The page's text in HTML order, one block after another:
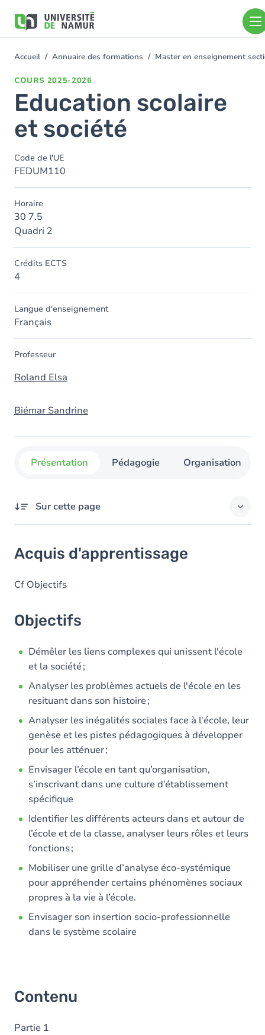
contenu
You
Accueil Annuaire des formations Master en enseignement
COURS 2025-2026
Education scolaire
et société
Code de l'UE
FEDUM110
Horaire
30 7.5
Quadri 2
Crédits ECTS
4
Langue d'enseignement
Français
Professeur
Roland Elsa
Biémar Sandrine
Présentation Pédagogie Organisation
Sur cette page
Objectifs
Contenu
Exercices
Acquis d'apprentissage
Cf Objectifs
Objectifs
Démêler les liens complexes qui unissent l'école
et la société ;
Analyser les problèmes actuels de l'école en les
resituant dans son histoire ;
Analyser les inégalités sociales face à l'école, leur
genèse et les pistes pédagogiques à développer
pour les atténuer ;
Envisager l’école en tant qu’organisation,
s’inscrivant dans une culture d’établissement
spécifique
Identifier les différents acteurs dans et autour de
l’école et de la classe, analyser leurs rôles et leurs
fonctions ;
Mobiliser une grille d’analyse éco-systémique
pour appréhender certains phénomènes sociaux
propres à la vie à l’école.
Envisager son insertion socio-professionnelle
dans le système scolaire
Contenu
Partie 1